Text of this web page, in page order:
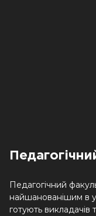
Педагогічний
найшанованішим в
готують викладачів